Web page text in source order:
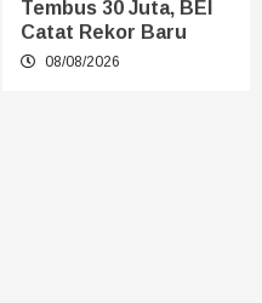
Tembus 30 Juta, BEI
Catat Rekor Baru
08/08/2026